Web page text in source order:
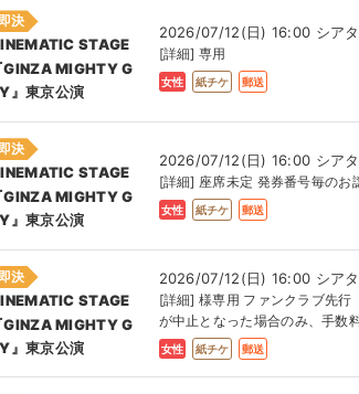
決
STAGE
GINZA MIGHTY G
』東京公演
2026/07/12(日) 16:00 シア
[詳細] 専用
女性 紙チケ 郵送
決
STAGE
GINZA MIGHTY G
』東京公演
2026/07/12(日) 16:00 シア
[詳細] 座席未定 発券番号毎のお
女性 紙チケ 郵送
決
STAGE
GINZA MIGHTY G
』東京公演
2026/07/12(日) 16:00 シア
[詳細] 様専用 ファンクラブ先行
が中止となった場合のみ、手数
女性 紙チケ 郵送